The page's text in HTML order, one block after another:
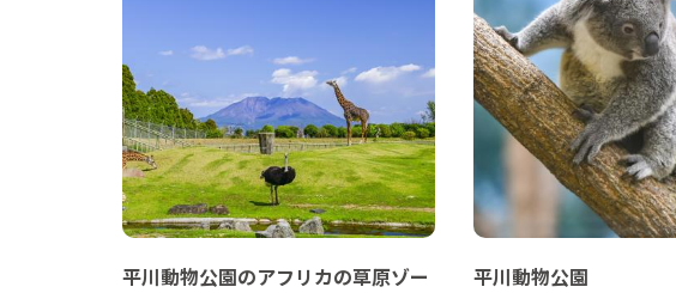
平川動物公園のアフリカの草原ゾー
平川動物公園